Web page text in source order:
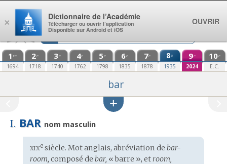
Aller au contenu
1 re
1694
2e
1718
3e
1740
4e
1762
5e
1798
6e
1835
7e
1878
8e
1935
9e
2024
10e
E.C.
bar
I. BAR nom masculin
Étymologie
:
xixesiècle. Motanglais, abréviation de bar-
room, composé de bar, « barre », etroom,
×
Dictionnaire de l’Académie
Télécharger ou ouvrir l’application
Disponible sur Android et iOS
OUVRIR